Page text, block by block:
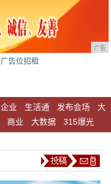
广告
广告位招租
企业 生活通 发布会场
大
商业 大数据 315爆光